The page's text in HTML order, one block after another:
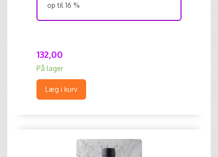
op til 16 %
132,00
På lager
Læg i kurv